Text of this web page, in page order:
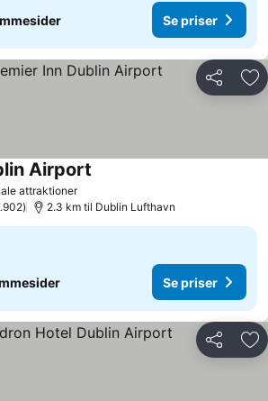
Se priser
Del
attraktioner
Airport
2.3 km til Dublin Lufthavn
Se priser
Del